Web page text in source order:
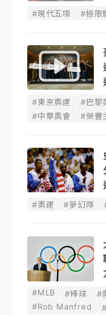
#現代五項 #極限
#東京奧運 #巴黎
#中華奧會
#榮譽
#奧運 #夢幻隊
#MLB #棒球 #
#Rob Manfred